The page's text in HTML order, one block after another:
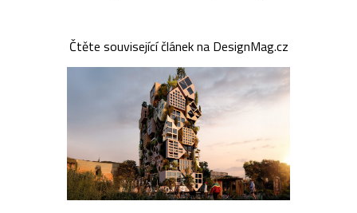
Čtěte související článek na DesignMag.cz